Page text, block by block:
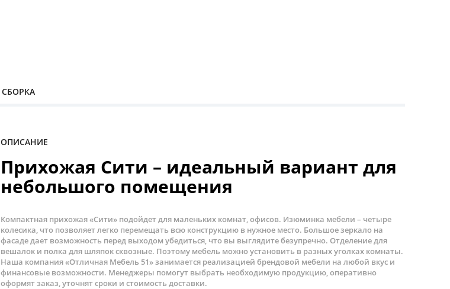
СБОРКА
ОПИСАНИЕ
Прихожая Сити – идеальный вариант для
небольшого помещения
Компактная прихожая «Сити» подойдет для маленьких комнат, офисов. Изюминка мебели – четыре
колесика, что позволяет легко перемещать всю конструкцию в нужное место. Большое зеркало на
фасаде дает возможность перед выходом убедиться, что вы выглядите безупречно. Отделение для
вешалок и полка для шляпок сквозные. Поэтому мебель можно установить в разных уголках комнаты.
Наша компания «Отличная Мебель 51» занимается реализацией брендовой мебели на любой вкус и
финансовые возможности. Менеджеры помогут выбрать необходимую продукцию, оперативно
оформят заказ, уточнят сроки и стоимость доставки.